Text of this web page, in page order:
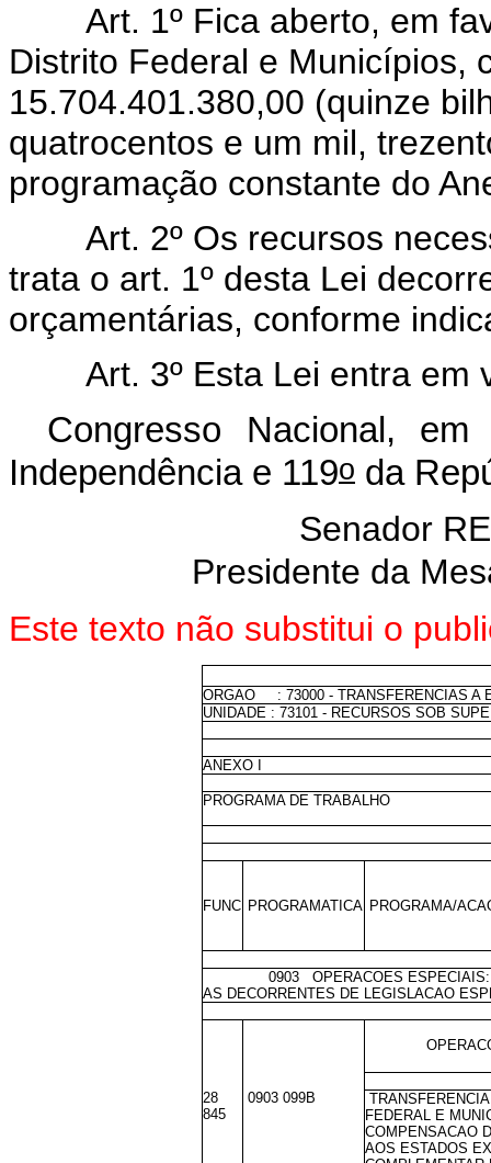
Art. 1º Fica aberto, em
Distrito Federal e Municípios,
15.704.401.380,00 (quinze
quatrocentos e um mil,
programação constante do
Art. 2º Os recursos
trata o art. 1º desta Lei
orçamentárias, conforme
Art. 3º Esta Lei entra em
Congresso Nacional,
Independência e 119o da
Senador
Presidente da
Este texto não substitui o
ORGAO : 73000 - TRANSFERENCIAS A
UNIDADE : 73101 - RECURSOS SOB
ANEXO I
PROGRAMA DE TRABALHO
FUNC PROGRAMATICA PROGRAMA/
0903 OPERACOES ESPECIAIS:
AS DECORRENTES DE LEGISLACAO
28
845
0903 099B
FEDERAL E
COMPENSACAO
AOS ESTADOS